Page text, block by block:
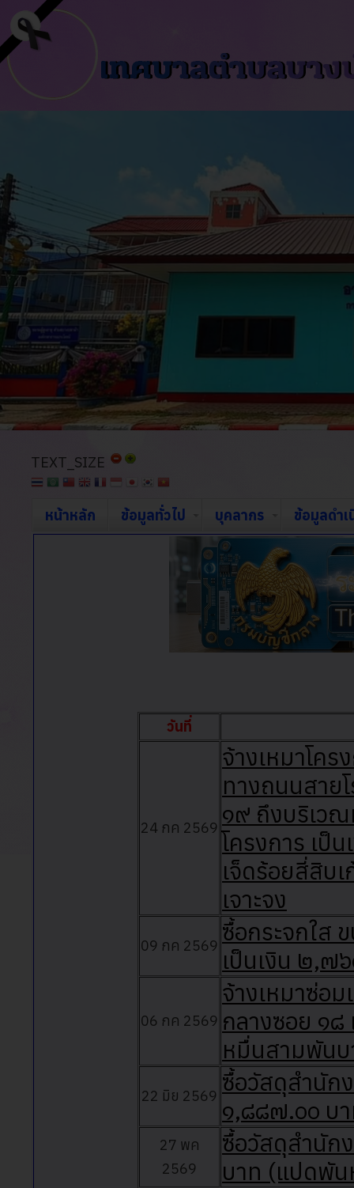
TEXT_SIZE
หน้าหลัก ข้อมูลทั่วไป บุคลากร ข้อมูลดำ
วันที่
24 กค 2569
จ้างเหมาโค
ทางถนนสาย
๑๙ ถึงบริเวณ
โครงการ เ
เจ็ดร้อยสี่สิบ
เจาะจง
09 กค 2569 ซื้อกระจกใส
เป็นเงิน ๒,๗๖
06 กค 2569
จ้างเหมาซ่อ
กลางซอย ๑๘
หมื่นสามพันบ
22 มิย 2569 ซื้อวัสดุสำนัก
๑,๘๘๗.๐๐ บา
27 พค
2569
ซื้อวัสดุสำนัก
บาท (แปดพัน